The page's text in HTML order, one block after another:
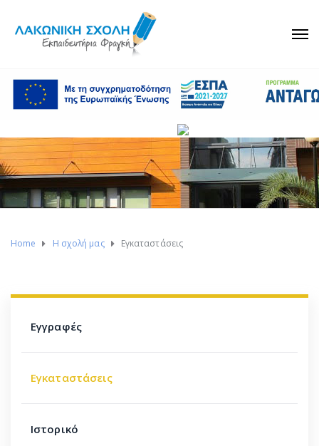
Home Η σχολή μας Εγκαταστάσεις
Εγγραφές
Εγκαταστάσεις
Ιστορικό